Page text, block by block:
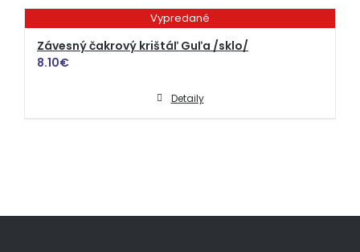
Vypredané
Závesný čakrový krištáľ Guľa /sklo/
8.10€
Detaily